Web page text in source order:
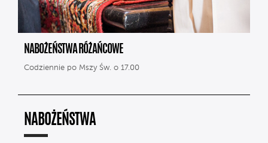
NABOŻEŃSTWA RÓŻAŃCOWE
Codziennie po Mszy Św. o 17.00
NABOŻEŃSTWA